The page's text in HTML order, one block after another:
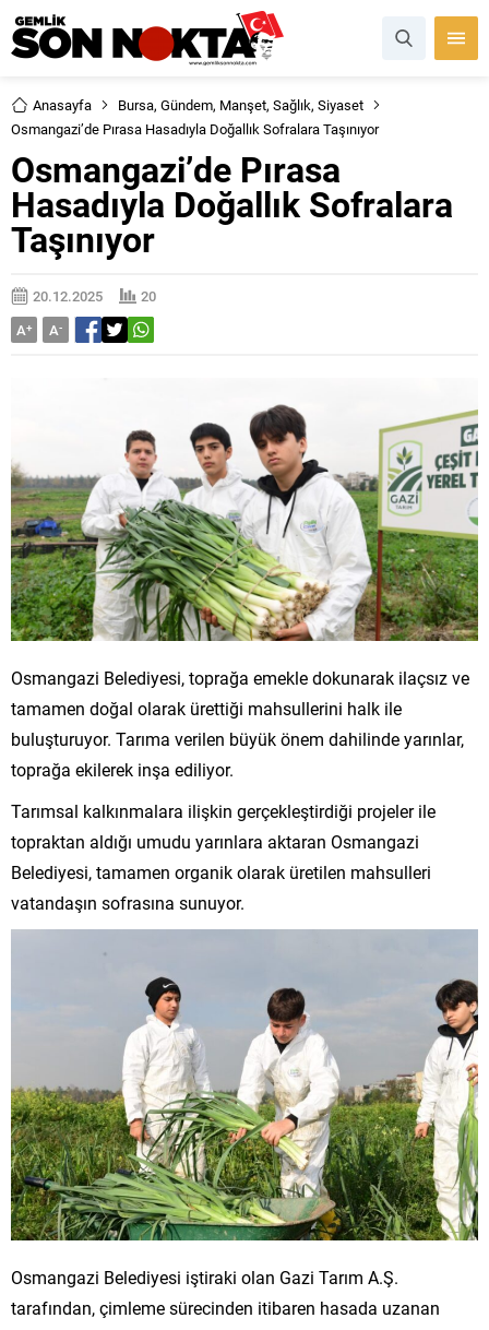
Anasayfa Bursa, Gündem, Manşet, Sağlık, Siyaset
Osmangazi’de Pırasa Hasadıyla Doğallık Sofralara Taşınıyor
Osmangazi’de Pırasa
Hasadıyla Doğallık Sofralara
Taşınıyor
20.12.2025
20
A+ A-
Osmangazi Belediyesi, toprağa emekle dokunarak ilaçsız ve
tamamen doğal olarak ürettiği mahsullerini halk ile
buluşturuyor. Tarıma verilen büyük önem dahilinde yarınlar,
toprağa ekilerek inşa ediliyor.
Tarımsal kalkınmalara ilişkin gerçekleştirdiği projeler ile
topraktan aldığı umudu yarınlara aktaran Osmangazi
Belediyesi, tamamen organik olarak üretilen mahsulleri
vatandaşın sofrasına sunuyor.
Osmangazi Belediyesi iştiraki olan Gazi Tarım A.Ş.
tarafından, çimleme sürecinden itibaren hasada uzanan